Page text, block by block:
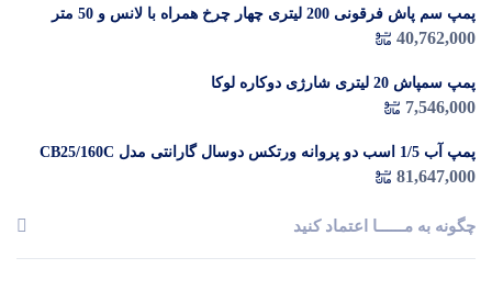
پمپ سم پاش فرقونی 200 لیتری چهار چرخ همراه با لانس و 50 متر
شیلنگ
40,762,000
پمپ سمپاش 20 لیتری شارژی دوکاره لوکا
7,546,000
پمپ آب 1/5 اسب دو پروانه ورتکس دوسال گارانتی مدل CB25/160C
81,647,000
چگونه به مــــــا اعتماد کنید